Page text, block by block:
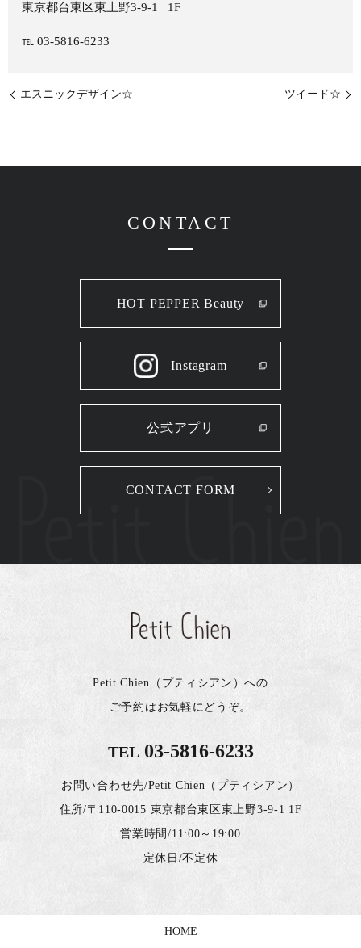
東京都台東区東上野3-9-1 1F
℡ 03-5816-6233
エスニックデザイン☆ ツイード☆
CONTACT
HOT PEPPER Beauty
Instagram
公式アプリ
CONTACT FORM
Petit Chien（プティシアン）への
ご予約はお気軽にどうぞ。
TEL 03-5816-6233
お問い合わせ先/Petit Chien（プティシアン）
住所/〒110-0015 東京都台東区東上野3-9-1 1F
営業時間/11:00～19:00
定休日/不定休
HOME